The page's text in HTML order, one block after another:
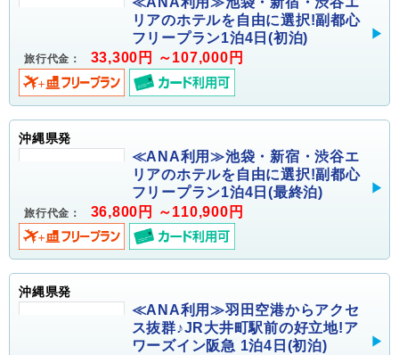
リアのホテルを自由に選択!副都心
フリープラン1泊4日(初泊)
旅行代金： 33,300円 ～107,000円
沖縄県発
≪ANA利用≫池袋・新宿・渋谷エ
リアのホテルを自由に選択!副都心
フリープラン1泊4日(最終泊)
旅行代金： 36,800円 ～110,900円
沖縄県発
≪ANA利用≫羽田空港からアクセ
ス抜群♪JR大井町駅前の好立地!ア
ワーズイン阪急 1泊4日(初泊)